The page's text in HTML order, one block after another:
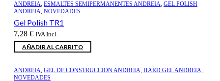
ANDREIA, ESMALTES SEMIPERMANENTES ANDREIA, GEL POLISH
ANDREIA, NOVEDADES
Gel Polish TR1
7,28 € IVA Incl.
AÑADIR AL CARRITO
ANDREIA, GEL DE CONSTRUCCION ANDREIA, HARD GEL ANDREIA,
NOVEDADES